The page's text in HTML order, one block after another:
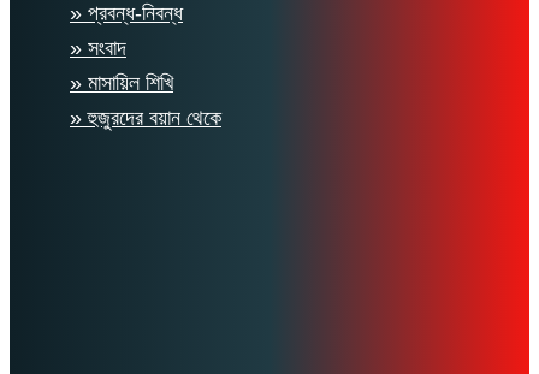
» প্রবন্ধ-নিবন্ধ
» সংবাদ
» মাসায়িল শিখি
» হুজুরদের বয়ান থেকে